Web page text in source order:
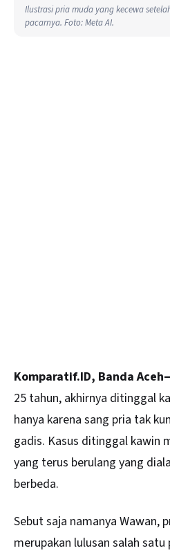
Ilustrasi pria muda yang kecewa
pacarnya. Foto: Meta AI.
Komparatif.ID, Banda
25 tahun, akhirnya ditinggal
hanya karena sang pria tak
gadis. Kasus ditinggal kawin
yang terus berulang yang
berbeda.
Sebut saja namanya Wawan,
merupakan lulusan salah